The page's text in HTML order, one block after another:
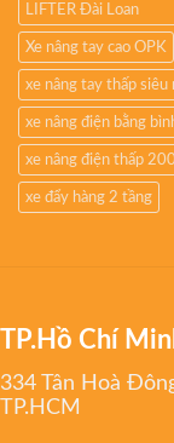
LIFTER Đài Loan
Xe nâng tay cao OPK
xe nâng tay thấp siêu
xe nâng điện bằng
xe nâng điện thấp
xe đẩy hàng 2 tầng
TP.Hồ Chí
334 Tân Hoà
TP.HCM